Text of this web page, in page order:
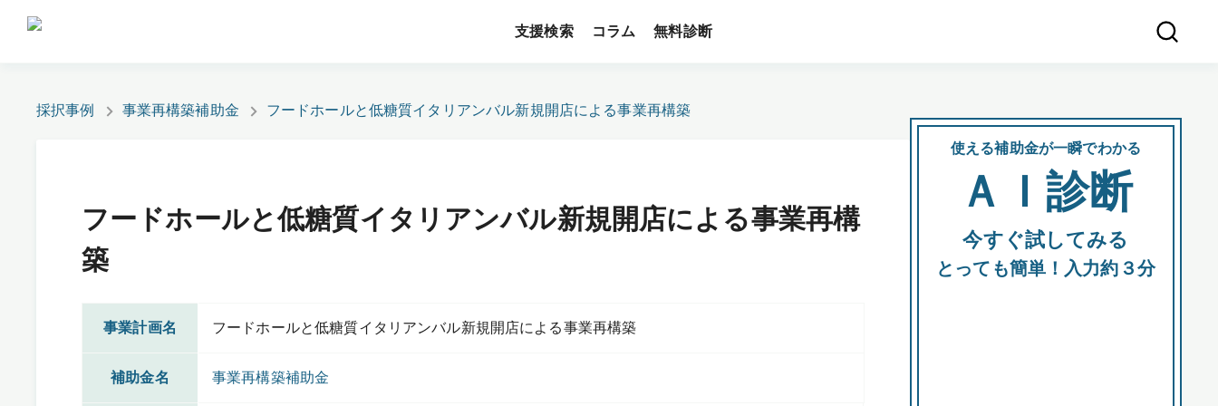
支援検索 コラム 無料診断
採択事例 事業再構築補助金 フードホールと低糖質イタリアンバル新規開店による事業再構築
フードホールと低糖質イタリアンバル新規開店による事業再構
築
事業計画名 フードホールと低糖質イタリアンバル新規開店による事業再構築
補助金名 事業再構築補助金
使える補助金が一瞬でわかる
ＡＩ診断
今すぐ試してみる
とっても簡単！入力約３分